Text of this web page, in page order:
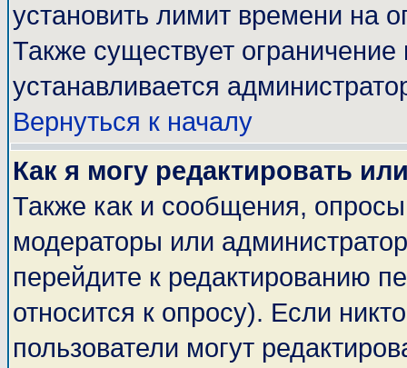
установить лимит времени на
Также существует ограничение
устанавливается
Вернуться к началу
Как я могу редактировать
Также как и сообщения, опросы
модераторы или
перейдите к редактированию
относится к опросу). Если
пользователи могут